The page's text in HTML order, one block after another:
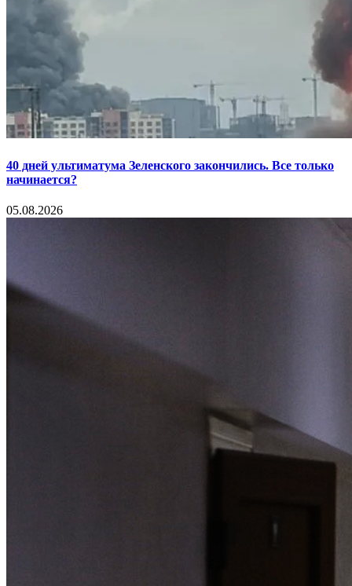
40 дней ультиматума Зеленского закончились. Все только
начинается?
05.08.2026